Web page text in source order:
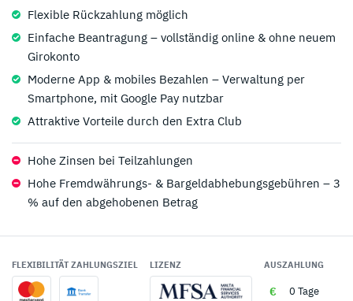
Flexible Rückzahlung möglich
Einfache Beantragung – vollständig online & ohne neuem
Girokonto
Moderne App & mobiles Bezahlen – Verwaltung per
Smartphone, mit Google Pay nutzbar
Attraktive Vorteile durch den Extra Club
Hohe Zinsen bei Teilzahlungen
Hohe Fremdwährungs- & Bargeldabhebungsgebühren – 3
% auf den abgehobenen Betrag
FLEXIBILITÄT ZAHLUNGSZIEL LIZENZ AUSZAHLUNG
0 Tage